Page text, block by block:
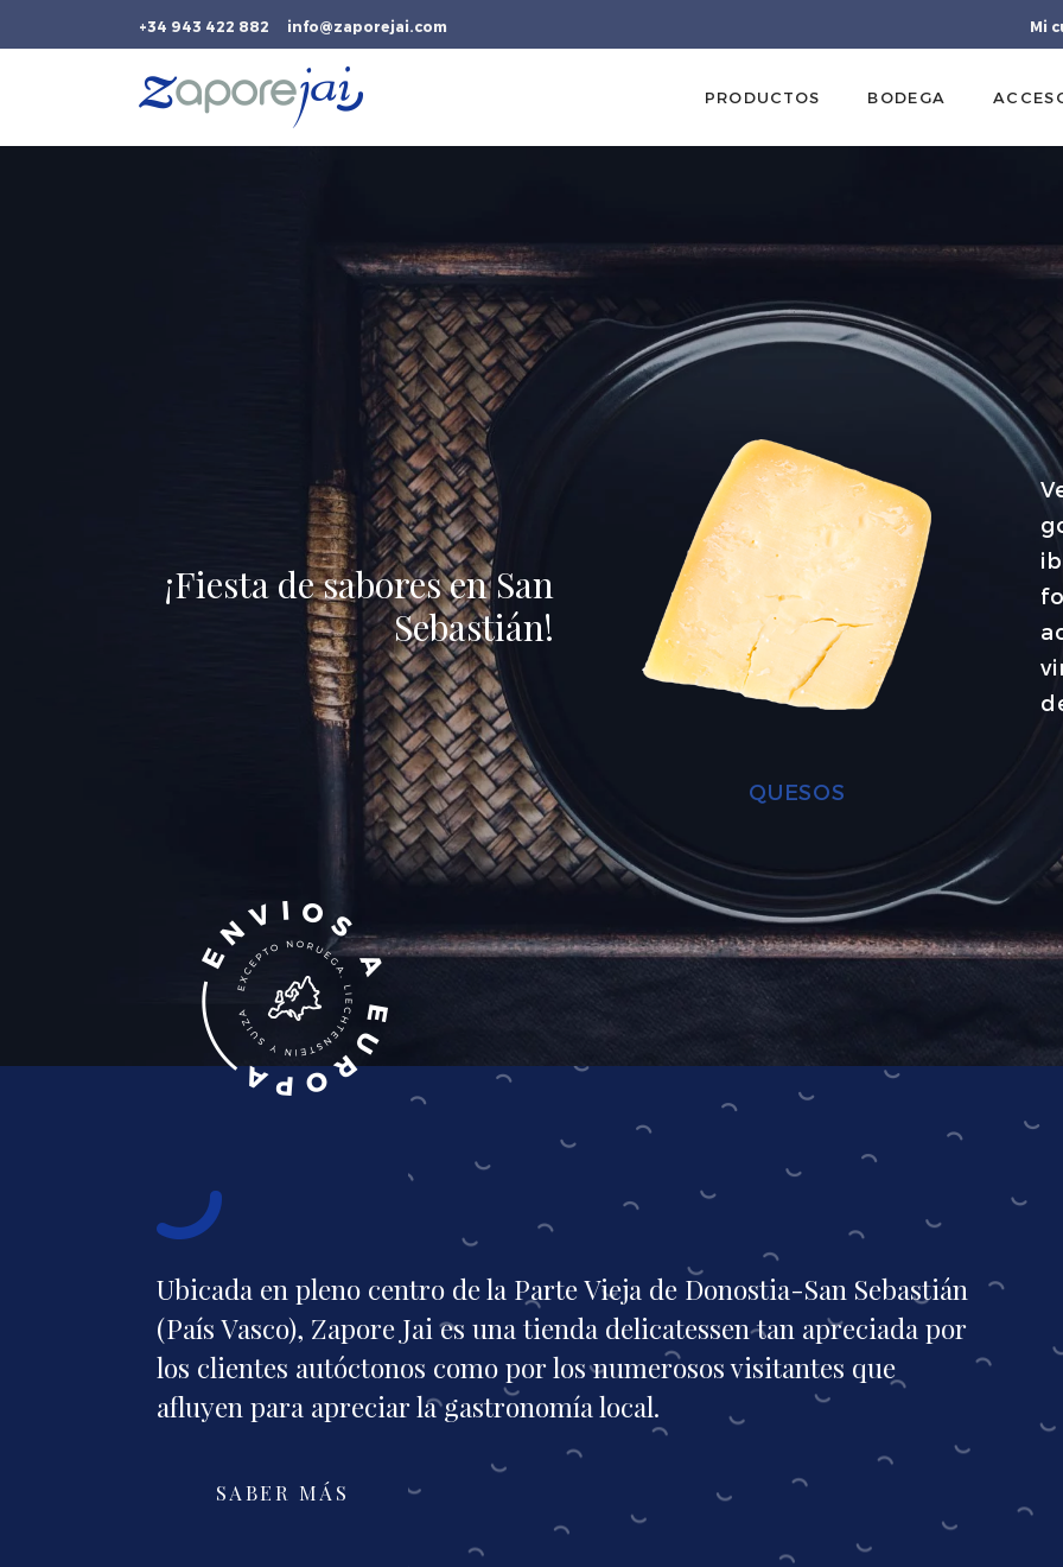
+34 943 422 882 info@zaporejai.com Mi
PRODUCTOS BODEGA
¡Fiesta de sabores en San
Sebastián!
QUESOS FOIES GRAS Y PATÉS
Ubicada en pleno centro de la Parte Vieja de Donostia-San Sebastián
(País Vasco), Zapore Jai es una tienda delicatessen tan apreciada por
los clientes autóctonos como por los numerosos visitantes que
afluyen para apreciar la gastronomía local.
SABER MÁS